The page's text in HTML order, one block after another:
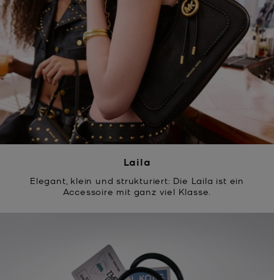
Laila
Elegant, klein und strukturiert: Die Laila ist ein
Accessoire mit ganz viel Klasse.